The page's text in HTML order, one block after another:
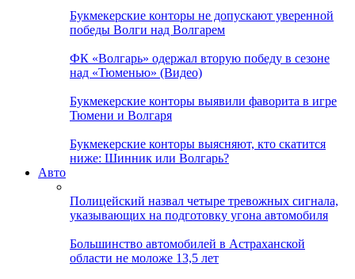
Букмекерские конторы не допускают уверенной
победы Волги над Волгарем
ФК «Волгарь» одержал вторую победу в сезоне
над «Тюменью» (Видео)
Букмекерские конторы выявили фаворита в игре
Тюмени и Волгаря
Букмекерские конторы выясняют, кто скатится
ниже: Шинник или Волгарь?
Авто
Полицейский назвал четыре тревожных сигнала,
указывающих на подготовку угона автомобиля
Большинство автомобилей в Астраханской
области не моложе 13,5 лет